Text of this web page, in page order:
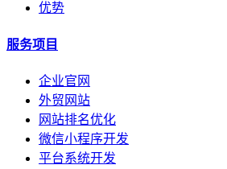
优势
服务项目
企业官网
外贸网站
网站排名优化
微信小程序开发
平台系统开发